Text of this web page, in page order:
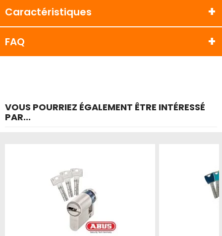
Caractéristiques
FAQ
VOUS POURRIEZ ÉGALEMENT ÊTRE INTÉRESSÉ
PAR...